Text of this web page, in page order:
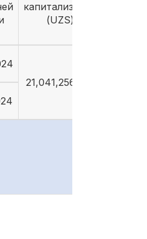
капитализация
(UZS)
21,041,256,632